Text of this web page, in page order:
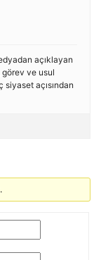
açıklayan
görev ve usul
siyaset açısından